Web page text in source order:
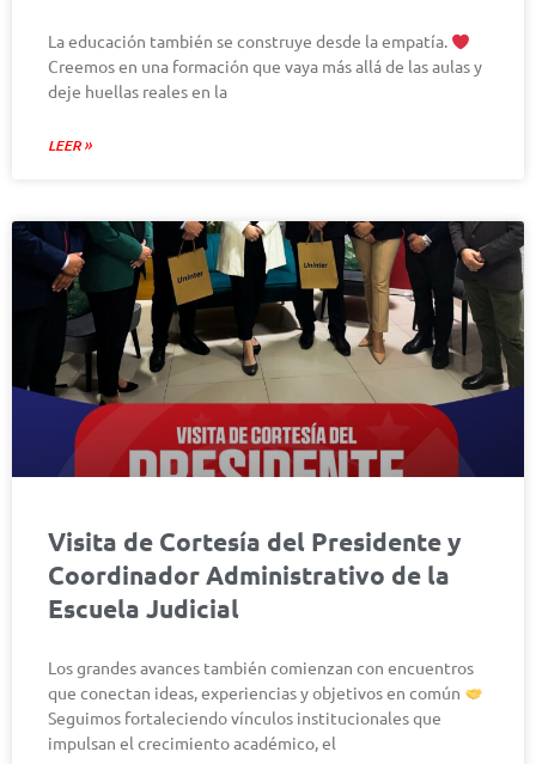
La educación también se construye desde la empatía.
Creemos en una formación que vaya más allá de las aulas y
deje huellas reales en la
LEER »
Visita de Cortesía del Presidente y
Coordinador Administrativo de la
Escuela Judicial
Los grandes avances también comienzan con encuentros
que conectan ideas, experiencias y objetivos en común
Seguimos fortaleciendo vínculos institucionales que
impulsan el crecimiento académico, el